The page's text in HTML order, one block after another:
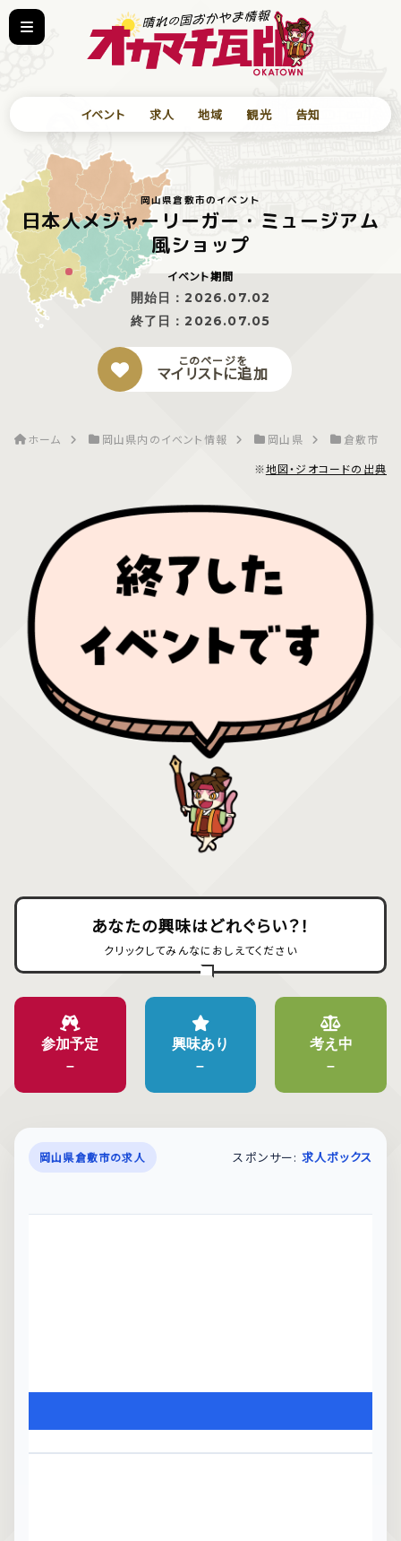
イベント 求人 地域 観光 告知
岡山県倉敷市のイベント
日本人メジャーリーガー・ミュージアム
風ショップ
イベント期間
開始日：2026.07.02
終了日：2026.07.05
このページを
マイリストに追加
ホーム 岡山県内のイベント情報 岡山県
倉敷市
※地図・ジオコードの出典
あなたの興味はどれぐらい？！
クリックしてみんなにおしえてください
参加予定
–
興味あり
–
考え中
–
岡山県倉敷市の求人 スポンサー: 求人ボックス